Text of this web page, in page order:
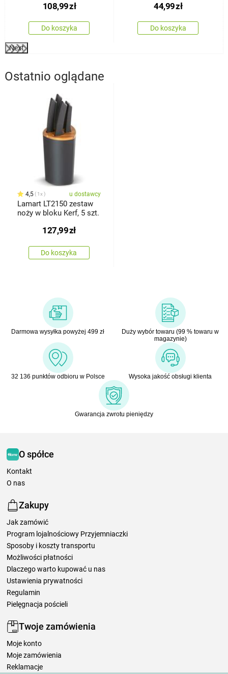
108,99zł
Do koszyka
44,99zł
Do koszyka
Next
Ostatnio oglądane
4,5 1x u dostawcy
Lamart LT2150 zestaw
noży w bloku Kerf, 5 szt.
127,99zł
Do koszyka
Darmowa wysyłka powyżej 499 zł
Duży wybór towaru (99 % towaru w
magazynie)
32 136 punktów odbioru w Polsce Wysoka jakość obsługi klienta
Gwarancja zwrotu pieniędzy
O spółce
Kontakt
O nas
Zakupy
Jak zamówić
Program lojalnościowy Przyjemniaczki
Sposoby i koszty transportu
Możliwości płatności
Dlaczego warto kupować u nas
Ustawienia prywatności
Regulamin
Pielęgnacja pościeli
Twoje zamówienia
Moje konto
Moje zamówienia
Reklamacje